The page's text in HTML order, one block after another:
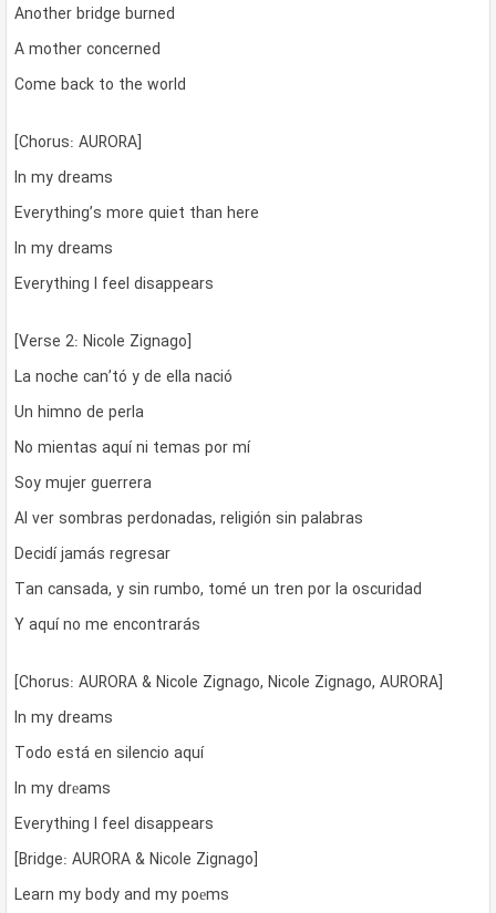
Another bridge burned
A mother concerned
Come back to the world
[Chorus: AURORA]
In my dreams
Everything’s more quiet than here
In my dreams
Everything I feel disappears
[Verse 2: Nicole Zignago]
La noche can’tó y de ella nació
Un himno de perla
No mientas aquí ni temas por mí
Soy mujer guerrera
Al ver sombras perdonadas, religión sin palabras
Decidí jamás regresar
Tan cansada, y sin rumbo, tomé un tren por la oscuridad
Y aquí no me encontrarás
[Chorus: AURORA & Nicole Zignago, Nicole Zignago, AURORA]
In my dreams
Todo está en silencio aquí
In my drеams
Everything I feel disappears
[Bridge: AURORA & Nicole Zignago]
Learn my body and my poеms